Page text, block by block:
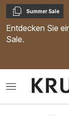
Kopieren
Summer Sale
Entdecken Sie
Sale.
Das